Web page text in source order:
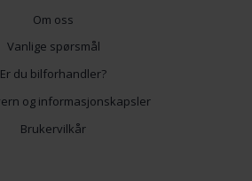
Om oss
Vanlige spørsmål
Er du bilforhandler?
og informasjonskapsler
Brukervilkår